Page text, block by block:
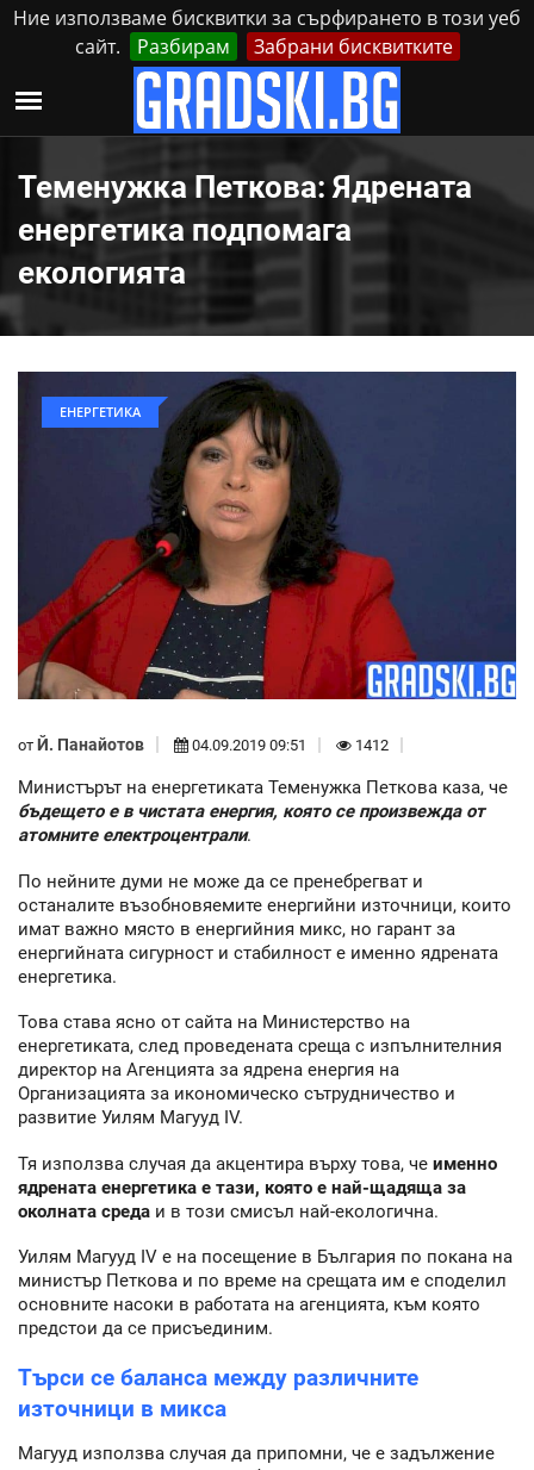
Ние използваме бисквитки за сърфирането в този уеб
сайт.
Разбирам Забрани бисквитките
Четвъртък, 6 Август, 2026 Реклама Контакти
Теменужка Петкова: Ядрената
енергетика подпомага
екологията
ЕНЕРГЕТИКА
от Й. Панайотов 04.09.2019 09:51 1412
Министърът на енергетиката Теменужка Петкова каза, че
бъдещето е в чистата енергия, която се произвежда от
атомните електроцентрали.
По нейните думи не може да се пренебрегват и
останалите възобновяемите енергийни източници, които
имат важно място в енергийния микс, но гарант за
енергийната сигурност и стабилност е именно ядрената
енергетика.
Това става ясно от сайта на Министерство на
енергетиката, след проведената среща с изпълнителния
директор на Агенцията за ядрена енергия на
Организацията за икономическо сътрудничество и
развитие Уилям Магууд IV.
Тя използва случая да акцентира върху това, че именно
ядрената енергетика е тази, която е най-щадяща за
околната среда и в този смисъл най-екологична.
Уилям Магууд IV е на посещение в България по покана на
министър Петкова и по време на срещата им е споделил
основните насоки в работата на агенцията, към която
предстои да се присъединим.
Търси се баланса между различните
източници в микса
Магууд използва случая да припомни, че е задължение